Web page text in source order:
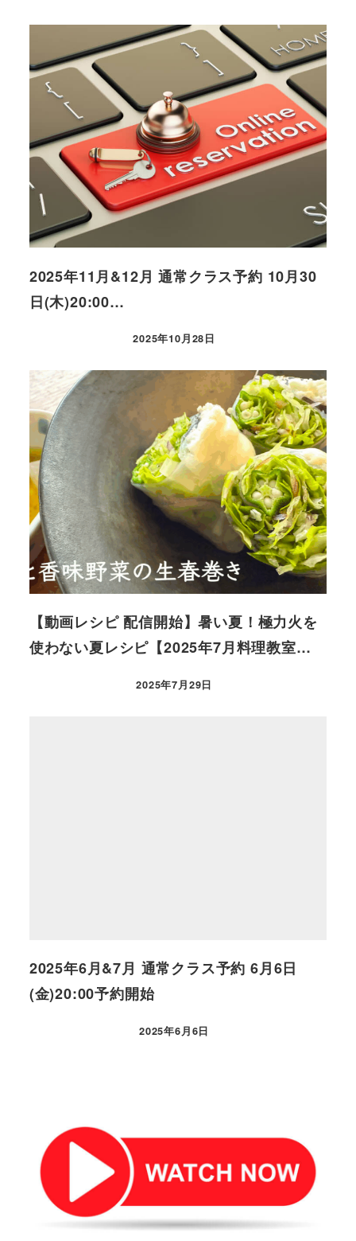
2025年11月&12月 通常クラス予約 10月30
日(木)20:00…
2025年10月28日
【動画レシピ 配信開始】暑い夏！極力火を
使わない夏レシピ【2025年7月料理教室…
2025年7月29日
2025年6月&7月 通常クラス予約 6月6日
(金)20:00予約開始
2025年6月6日